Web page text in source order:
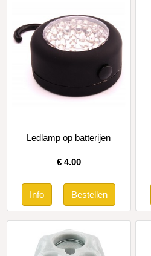
Ledlamp op batterijen
€ 4.00